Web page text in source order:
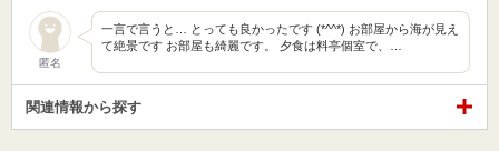
匿名
一言で言うと… とっても良かったです (*^^*) お部屋から海が見え
て絶景です お部屋も綺麗です。 夕食は料亭個室で、…
関連情報から探す